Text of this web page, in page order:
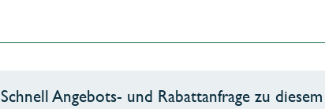
Schnell Angebots- und Rabattanfrage zu